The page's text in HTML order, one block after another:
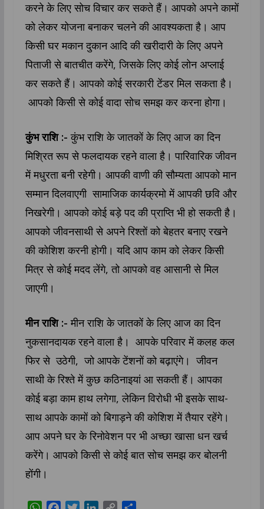
करने के लिए सोच विचार कर सकते हैं। आपको अपने कामों
को लेकर योजना बनाकर चलने की आवश्यकता है। आप
किसी घर मकान दुकान आदि की खरीदारी के लिए अपने
पिताजी से बातचीत करेंगे, जिसके लिए कोई लोन अप्लाई
कर सकते हैं। आपको कोई सरकारी टेंडर मिल सकता है।
आपको किसी से कोई वादा सोच समझ कर करना होगा।
कुंभ राशि :- कुंभ राशि के जातकों के लिए आज का दिन
मिश्रित रूप से फलदायक रहने वाला है। पारिवारिक जीवन
में मधुरता बनी रहेगी। आपकी वाणी की सौम्यता आपको मान
सम्मान दिलवाएगी सामाजिक कार्यक्रमो में आपकी छवि और
निखरेगी। आपको कोई बड़े पद की प्राप्ति भी हो सकती है।
आपको जीवनसाथी से अपने रिश्तों को बेहतर बनाए रखने
की कोशिश करनी होगी। यदि आप काम को लेकर किसी
मित्र से कोई मदद लेंगे, तो आपको वह आसानी से मिल
जाएगी।
मीन राशि :- मीन राशि के जातकों के लिए आज का दिन
नुकसानदायक रहने वाला है। आपके परिवार में कलह कल
फिर से उठेगी, जो आपके टेंशनों को बढ़ाएंगे। जीवन
साथी के रिश्ते में कुछ कठिनाइयां आ सकती हैं। आपका
कोई बड़ा काम हाथ लगेगा, लेकिन विरोधी भी इसके साथ-
साथ आपके कामों को बिगाड़ने की कोशिश में तैयार रहेंगे।
आप अपने घर के रिनोवेशन पर भी अच्छा खासा धन खर्च
करेंगे। आपको किसी से कोई बात सोच समझ कर बोलनी
होंगी।